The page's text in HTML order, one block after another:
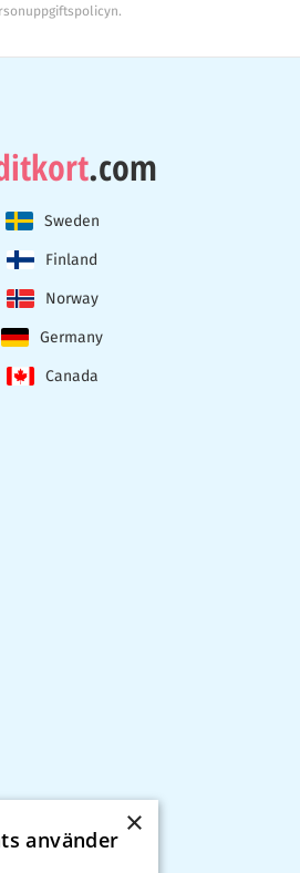
.com
Sweden
Finland
Norway
Germany
Canada
×
använder